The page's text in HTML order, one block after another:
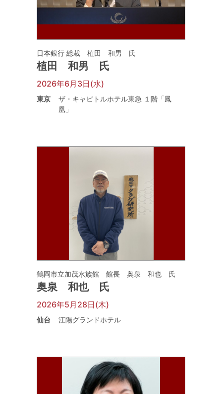
日本銀行 総裁 植田 和男 氏
植田 和男 氏
2026年6月3日(水)
東京
ザ・キャピトルホテル東急 １階「鳳
凰」
鶴岡市立加茂水族館 館長 奥泉 和也 氏
奥泉 和也 氏
2026年5月28日(木)
仙台 江陽グランドホテル